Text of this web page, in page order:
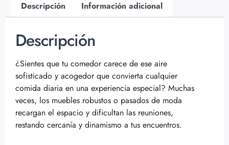
Descripción Información adicional
Descripción
¿Sientes que tu comedor carece de ese aire
sofisticado y acogedor que convierta cualquier
comida diaria en una experiencia especial? Muchas
veces, los muebles robustos o pasados de moda
recargan el espacio y dificultan las reuniones,
restando cercanía y dinamismo a tus encuentros.